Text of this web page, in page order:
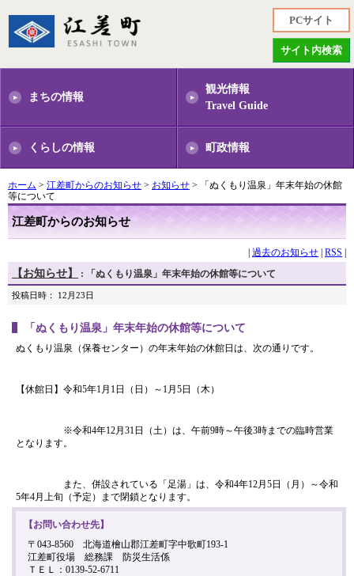
PCサイト
サイト内検索
まちの情報
観光情報
Travel Guide
くらしの情報 町政情報
ホーム > 江差町からのお知らせ > お知らせ > 「ぬくもり温泉」年末年始の休館
等について
江差町からのお知らせ
過去のお知らせ RSS
【お知らせ】 : 「ぬくもり温泉」年末年始の休館等について
投稿日時： 12月23日
「ぬくもり温泉」年末年始の休館等について
ぬくもり温泉（保養センター）の年末年始の休館日は、次の通りです。
【休館日】令和5年1月1日（日）～1月5日（木）
※令和4年12月31日（土）は、午前9時～午後3時までの臨時営業
となります。
また、併設されている「足湯」は、令和4年12月5日（月）～令和
5年4月上旬（予定）まで閉鎖となります。
【お問い合わせ先】
〒043-8560 北海道檜山郡江差町字中歌町193-1
江差町役場 総務課 防災生活係
ＴＥＬ：0139-52-6711